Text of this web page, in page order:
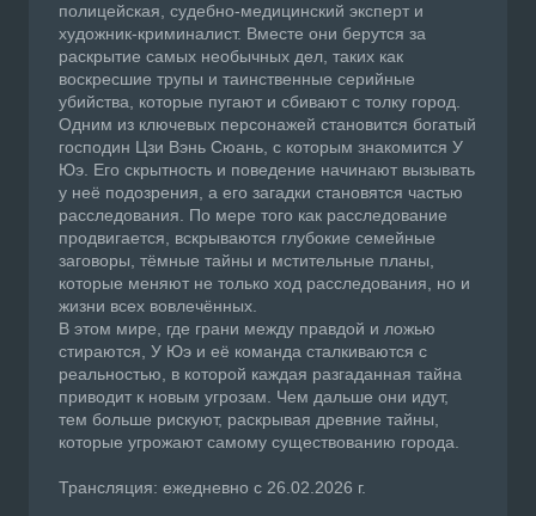
полицейская, судебно-медицинский эксперт и
художник-криминалист. Вместе они берутся за
раскрытие самых необычных дел, таких как
воскресшие трупы и таинственные серийные
убийства, которые пугают и сбивают с толку город.
Одним из ключевых персонажей становится богатый
господин Цзи Вэнь Сюань, с которым знакомится У
Юэ. Его скрытность и поведение начинают вызывать
у неё подозрения, а его загадки становятся частью
расследования. По мере того как расследование
продвигается, вскрываются глубокие семейные
заговоры, тёмные тайны и мстительные планы,
которые меняют не только ход расследования, но и
жизни всех вовлечённых.
В этом мире, где грани между правдой и ложью
стираются, У Юэ и её команда сталкиваются с
реальностью, в которой каждая разгаданная тайна
приводит к новым угрозам. Чем дальше они идут,
тем больше рискуют, раскрывая древние тайны,
которые угрожают самому существованию города.
Трансляция: ежедневно с 26.02.2026 г.